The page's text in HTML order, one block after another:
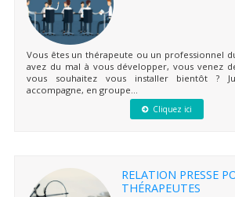
Vous êtes un thérapeute ou un professionnel
avez du mal à vous développer, vous venez
vous souhaitez vous installer bientôt ?
accompagne, en groupe...
Cliquez ici
RELATION PRESSE
THÉRAPEUTES